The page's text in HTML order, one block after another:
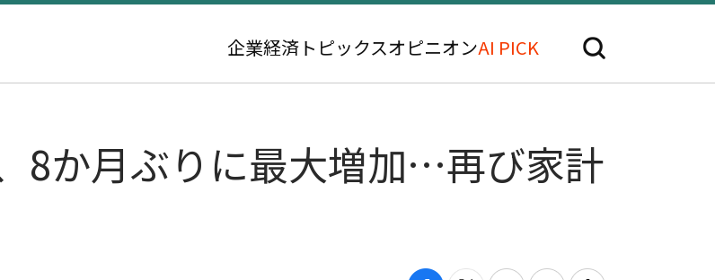
企業経済 トピックスオピニオンAI PICK
8か月ぶりに最大増加…再び家計